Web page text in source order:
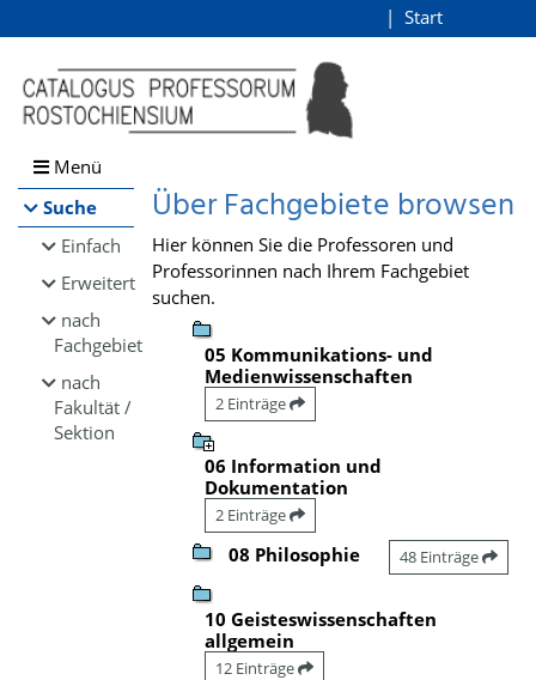
Browsen
direkt zum Inhalt
Start
Menü
Suche
Einfach
Erweitert
nach
Fachgebiet
nach
Fakultät /
Sektion
Über Fachgebiete browsen
Hier können Sie die Professoren und
Professorinnen nach Ihrem Fachgebiet
suchen.
05 Kommunikations- und
Medienwissenschaften
2 Einträge
06 Information und
Dokumentation
2 Einträge
08 Philosophie 48 Einträge
10 Geisteswissenschaften
allgemein
12 Einträge